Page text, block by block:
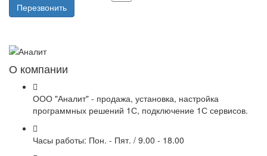
Перезвонить
О компании
ООО "Аналит" - продажа, установка, настройка
программных решений 1С, подключение 1С сервисов.
Часы работы: Пон. - Пят. / 9.00 - 18.00